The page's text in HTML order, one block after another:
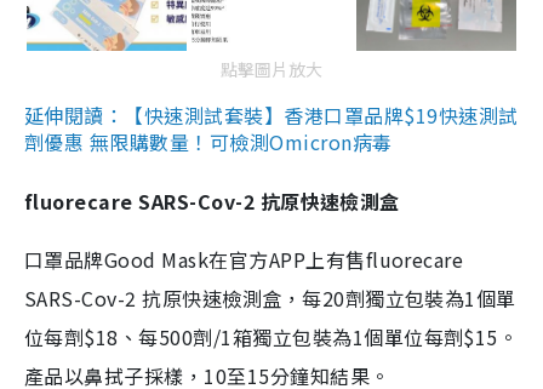
點擊圖片放大
延伸閱讀：【快速測試套裝】香港口罩品牌$19快速測試
劑優惠 無限購數量！可檢測Omicron病毒
fluorecare SARS-Cov-2 抗原快速檢測盒
口罩品牌Good Mask在官方APP上有售fluorecare
SARS-Cov-2 抗原快速檢測盒，每20劑獨立包裝為1個單
位每劑$18、每500劑/1箱獨立包裝為1個單位每劑$15。
產品以鼻拭子採樣，10至15分鐘知結果。